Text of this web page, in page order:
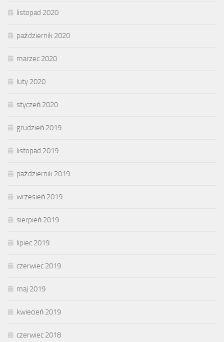
listopad 2020
październik 2020
marzec 2020
luty 2020
styczeń 2020
grudzień 2019
listopad 2019
październik 2019
wrzesień 2019
sierpień 2019
lipiec 2019
czerwiec 2019
maj 2019
kwiecień 2019
czerwiec 2018